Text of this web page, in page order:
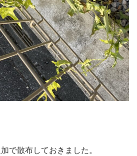
で散布しておきました。